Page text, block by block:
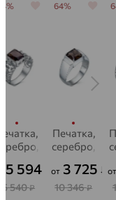
64%
Печатка,
серебро,
5 594 ₽
15 540₽
64%
Печатка,
серебро,
от 3 725 ₽
10 346₽